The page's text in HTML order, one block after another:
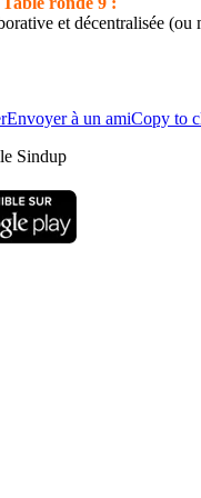
et décentralisée (ou
Envoyer à un amiCopy to
Sindup